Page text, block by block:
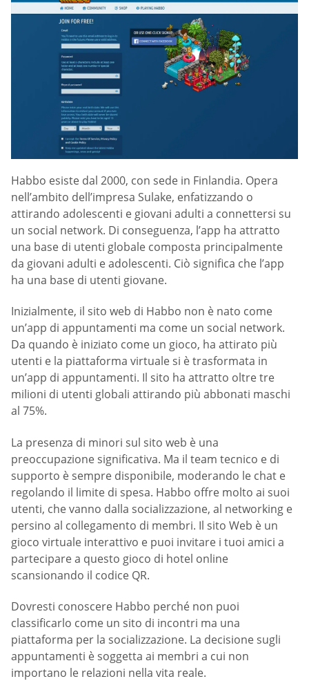
Habbo esiste dal 2000, con sede in Finlandia. Opera
nell’ambito dell’impresa Sulake, enfatizzando o
attirando adolescenti e giovani adulti a connettersi su
un social network. Di conseguenza, l’app ha attratto
una base di utenti globale composta principalmente
da giovani adulti e adolescenti. Ciò significa che l’app
ha una base di utenti giovane.
Inizialmente, il sito web di Habbo non è nato come
un’app di appuntamenti ma come un social network.
Da quando è iniziato come un gioco, ha attirato più
utenti e la piattaforma virtuale si è trasformata in
un’app di appuntamenti. Il sito ha attratto oltre tre
milioni di utenti globali attirando più abbonati maschi
al 75%.
La presenza di minori sul sito web è una
preoccupazione significativa. Ma il team tecnico e di
supporto è sempre disponibile, moderando le chat e
regolando il limite di spesa. Habbo offre molto ai suoi
utenti, che vanno dalla socializzazione, al networking e
persino al collegamento di membri. Il sito Web è un
gioco virtuale interattivo e puoi invitare i tuoi amici a
partecipare a questo gioco di hotel online
scansionando il codice QR.
Dovresti conoscere Habbo perché non puoi
classificarlo come un sito di incontri ma una
piattaforma per la socializzazione. La decisione sugli
appuntamenti è soggetta ai membri a cui non
importano le relazioni nella vita reale.